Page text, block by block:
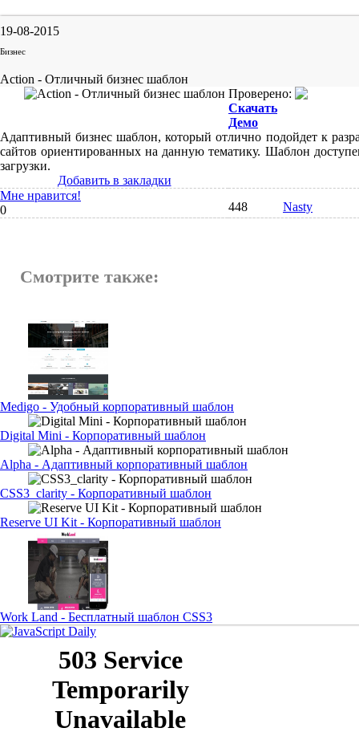
19-08-2015
Бизнес
Action - Отличный бизнес шаблон
Проверено:
Скачать
Демо
Адаптивный бизнес шаблон, который отлично подойдет к
сайтов ориентированных на данную тематику. Шаблон
загрузки.
Добавить в закладки
Мне нравится!
0
448 Nasty
Смотрите также:
Medigo - Удобный корпоративный шаблон
Digital Mini - Корпоративный шаблон
Alpha - Адаптивный корпоративный шаблон
CSS3_clarity - Корпоративный шаблон
Reserve UI Kit - Корпоративный шаблон
Work Land - Бесплатный шаблон CSS3